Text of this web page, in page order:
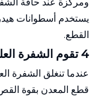
يستخدم أسطوانات
القطع.
4 تقوم الشفرة العلوية بقطع المادة
عندما تنغلق الشفرة
قطع المعدن بقوة